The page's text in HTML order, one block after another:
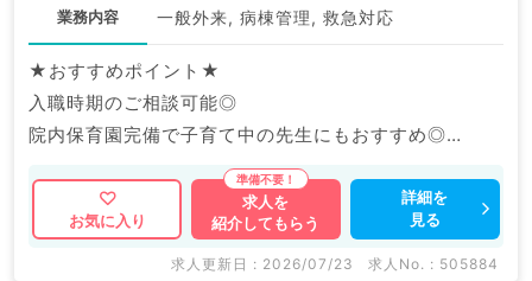
業務内容 一般外来, 病棟管理, 救急対応
★おすすめポイント★
入職時期のご相談可能◎
院内保育園完備で子育て中の先生にもおすすめ◎
福利厚生充実の大手グループ病院でのご勤務です。
マイナビDOCTORでは病院やクリニックなどの医療機
関求人はもちろんのこと、
お気に入り
求人を
紹介してもらう
詳細を
見る
求人更新日 : 2026/07/23 求人No. : 505884